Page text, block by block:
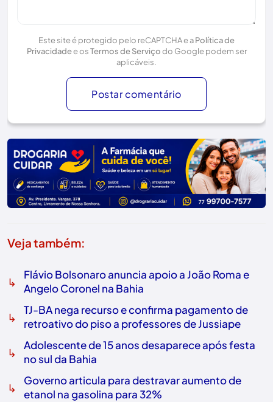
Este site é protegido pelo reCAPTCHA e aPolítica de
Privacidadee osTermos de Serviçodo Google podem ser
aplicáveis.
Postar comentário
Veja também:
↳
Flávio Bolsonaro anuncia apoio a João Roma e
Angelo Coronel na Bahia
↳
TJ-BA nega recurso e confirma pagamento de
retroativo do piso a professores de Jussiape
↳
Adolescente de 15 anos desaparece após festa
no sul da Bahia
↳
Governo articula para destravar aumento de
etanol na gasolina para 32%